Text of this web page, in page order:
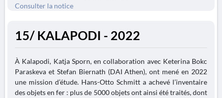
Consulter la notice
15/ KALAPODI - 2022
À Kalapodi, Katja Sporn, en collaboration avec Keterina Bokc
Paraskeva et Stefan Biernath (DAI Athen), ont mené en 2022
une mission d’étude. Hans-Otto Schmitt a achevé l’inventaire
des objets en fer : plus de 5000 objets ont ainsi été traités, dont